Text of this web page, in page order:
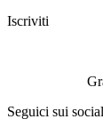
Iscriviti
Seguici sui social